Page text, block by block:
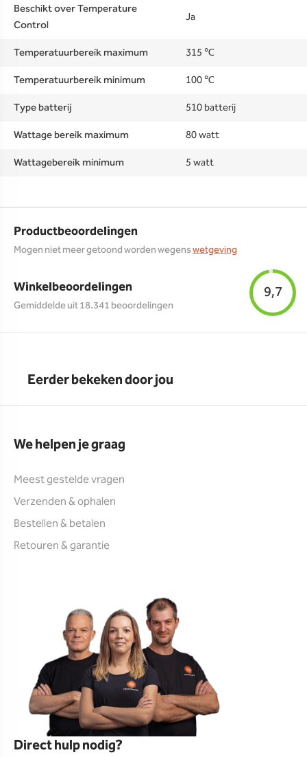
Beschikt over Temperature
Control
Ja
Temperatuurbereik maximum
315 ℃
Temperatuurbereik minimum
100 ℃
Type batterij
510 batterij
Wattage bereik maximum
80 watt
Wattagebereik minimum
5 watt
Productbeoordelingen
Mogen niet meer getoond worden wegenswetgeving
Winkelbeoordelingen
Gemiddelde uit 18.341 beoordelingen
9,7
Eerder bekeken door jou
We helpen je graag
Meest gestelde vragen
Verzenden & ophalen
Bestellen & betalen
Retouren & garantie
Direct hulp nodig?